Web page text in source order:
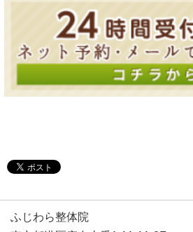
ふじわら整体院